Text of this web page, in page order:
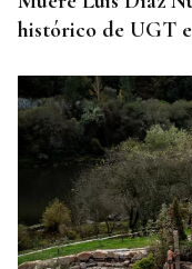
histórico de UGT